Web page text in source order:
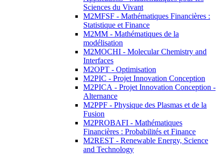
Sciences du Vivant
M2MFSF - Mathématiques Financières :
Statistique et Finance
M2MM - Mathématiques de la
modélisation
M2MOCHI - Molecular Chemistry and
Interfaces
M2OPT - Optimisation
M2PIC - Projet Innovation Conception
M2PICA - Projet Innovation Conception -
Alternance
M2PPF - Physique des Plasmas et de la
Fusion
M2PROBAFI - Mathématiques
Financières : Probabilités et Finance
M2REST - Renewable Energy, Science
and Technology